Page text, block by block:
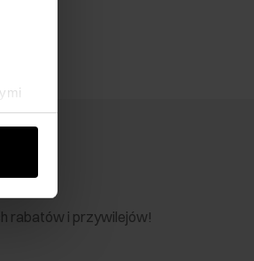
rabatów i przywilejów!